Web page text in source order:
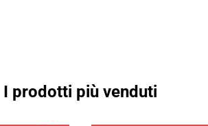
I prodotti più venduti